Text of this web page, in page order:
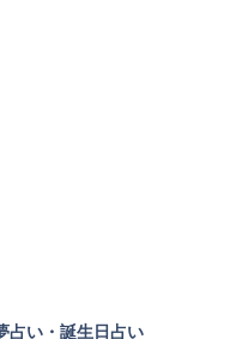
占い・誕生日占い